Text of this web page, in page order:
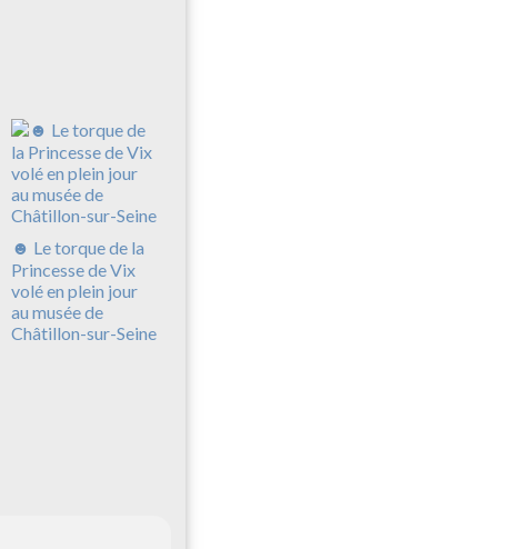
☻ Le torque de la
Princesse de Vix
volé en plein jour
au musée de
Châtillon-sur-Seine